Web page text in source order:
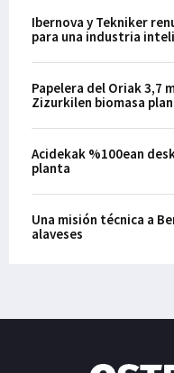
Ibernova y Tekniker
para una industria
Papelera del Oriak 3,7
Zizurkilen biomasa
Acidekak %100ean
planta
Una misión técnica a
alaveses